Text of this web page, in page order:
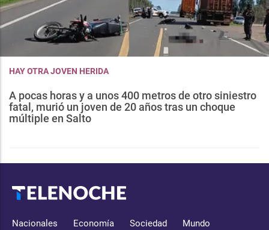
HAY OTRA JOVEN HERIDA
A pocas horas y a unos 400 metros de otro siniestro
fatal, murió un joven de 20 años tras un choque
múltiple en Salto
Nacionales Economía Sociedad Mundo